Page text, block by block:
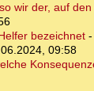
wir der, auf
bezeichnet-
09:58